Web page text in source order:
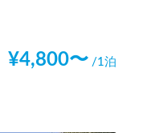
¥4,800〜 /1泊